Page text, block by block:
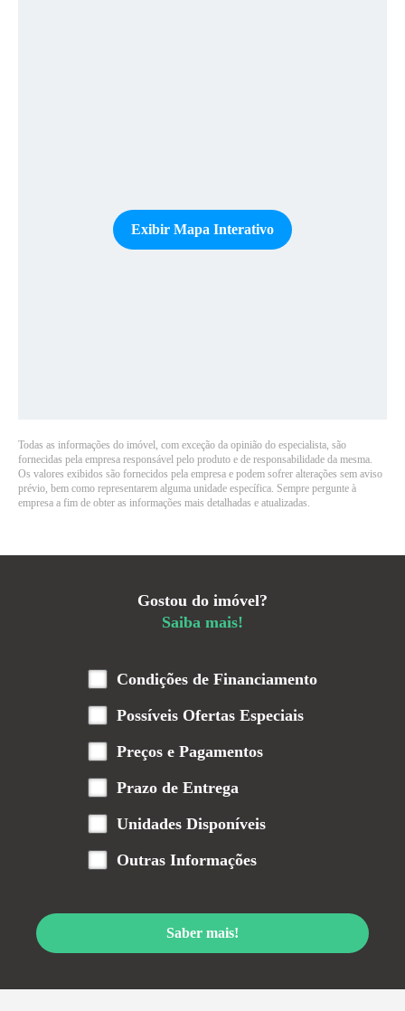
Exibir Mapa Interativo
Todas as informações do imóvel, com exceção da opinião do especialista, são
fornecidas pela empresa responsável pelo produto e de responsabilidade da mesma.
Os valores exibidos são fornecidos pela empresa e podem sofrer alterações sem aviso
prévio, bem como representarem alguma unidade específica. Sempre pergunte à
empresa a fim de obter as informações mais detalhadas e atualizadas.
Gostou do imóvel?
Saiba mais!
Condições de Financiamento
Possíveis Ofertas Especiais
Preços e Pagamentos
Prazo de Entrega
Unidades Disponíveis
Outras Informações
Saber mais!